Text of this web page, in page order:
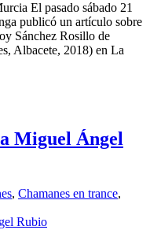
El pasado sábado 21
publicó un artículo sobre
Sánchez Rosillo de
Albacete, 2018) en La
Miguel Ángel
, Chamanes en trance,